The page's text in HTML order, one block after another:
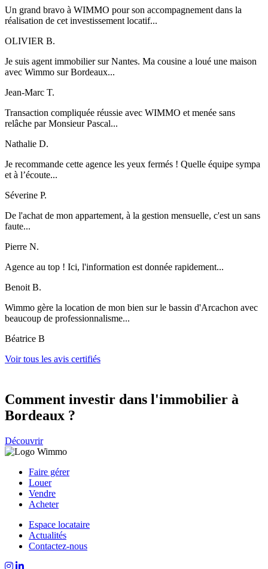
Un grand bravo à WIMMO pour son accompagnement dans la
réalisation de cet investissement locatif...
OLIVIER B.
Je suis agent immobilier sur Nantes. Ma cousine a loué une maison
avec Wimmo sur Bordeaux...
Jean-Marc T.
Transaction compliquée réussie avec WIMMO et menée sans
relâche par Monsieur Pascal...
Nathalie D.
Je recommande cette agence les yeux fermés ! Quelle équipe sympa
et à l’écoute...
Séverine P.
De l'achat de mon appartement, à la gestion mensuelle, c'est un sans
faute...
Pierre N.
Agence au top ! Ici, l'information est donnée rapidement...
Benoit B.
Wimmo gère la location de mon bien sur le bassin d'Arcachon avec
beaucoup de professionnalisme...
Béatrice B
Voir tous les avis certifiés
Comment investir dans l'immobilier à
Bordeaux ?
Découvrir
Faire gérer
Louer
Vendre
Acheter
Espace locataire
Actualités
Contactez-nous